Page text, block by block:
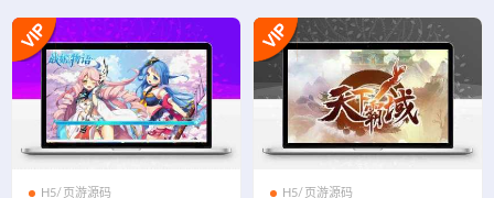
H5/页游源码 H5/页游源码